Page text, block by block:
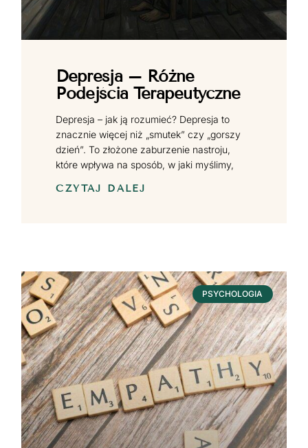
Depresja – Różne
Podejścia Terapeutyczne
Depresja – jak ją rozumieć? Depresja to
znacznie więcej niż „smutek” czy „gorszy
dzień”. To złożone zaburzenie nastroju,
które wpływa na sposób, w jaki myślimy,
CZYTAJ DALEJ
PSYCHOLOGIA